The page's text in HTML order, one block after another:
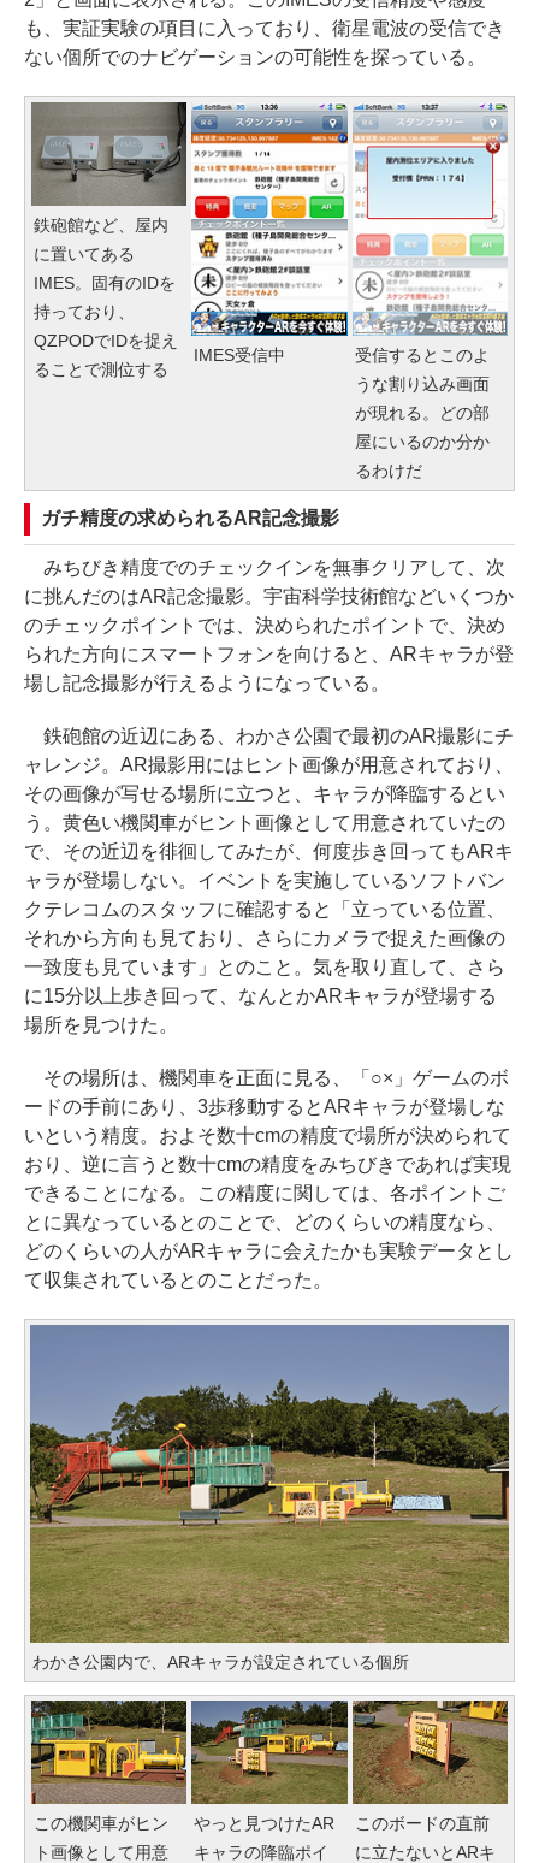
も、実証実験の項目に入っており、衛星電波の受信でき
ない個所でのナビゲーションの可能性を探っている。
鉄砲館など、屋内
に置いてある
IMES。固有のIDを
持っており、
QZPODでIDを捉え
ることで測位する
IMES受信中
受信するとこのよ
うな割り込み画面
が現れる。どの部
屋にいるのか分か
るわけだ
ガチ精度の求められるAR記念撮影
みちびき精度でのチェックインを無事クリアして、次
に挑んだのはAR記念撮影。宇宙科学技術館などいくつか
のチェックポイントでは、決められたポイントで、決め
られた方向にスマートフォンを向けると、ARキャラが登
場し記念撮影が行えるようになっている。
鉄砲館の近辺にある、わかさ公園で最初のAR撮影にチ
ャレンジ。AR撮影用にはヒント画像が用意されており、
その画像が写せる場所に立つと、キャラが降臨するとい
う。黄色い機関車がヒント画像として用意されていたの
で、その近辺を徘徊してみたが、何度歩き回ってもARキ
ャラが登場しない。イベントを実施しているソフトバン
クテレコムのスタッフに確認すると「立っている位置、
それから方向も見ており、さらにカメラで捉えた画像の
一致度も見ています」とのこと。気を取り直して、さら
に15分以上歩き回って、なんとかARキャラが登場する
場所を見つけた。
その場所は、機関車を正面に見る、「○×」ゲームのボ
ードの手前にあり、3歩移動するとARキャラが登場しな
いという精度。およそ数十cmの精度で場所が決められて
おり、逆に言うと数十cmの精度をみちびきであれば実現
できることになる。この精度に関しては、各ポイントご
とに異なっているとのことで、どのくらいの精度なら、
どのくらいの人がARキャラに会えたかも実験データとし
て収集されているとのことだった。
わかさ公園内で、ARキャラが設定されている個所
この機関車がヒン
ト画像として用意
やっと見つけたAR
キャラの降臨ポイ
このボードの直前
に立たないとARキ